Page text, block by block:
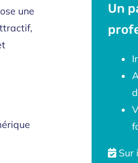
une
Un
Sur